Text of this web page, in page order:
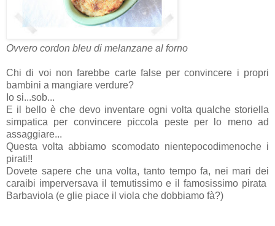
Ovvero cordon bleu di melanzane al forno
Chi di voi non farebbe carte false per convincere i propri
bambini a mangiare verdure?
Io si...sob...
E il bello è che devo inventare ogni volta qualche storiella
simpatica per convincere piccola peste per lo meno ad
assaggiare...
Questa volta abbiamo scomodato nientepocodimenoche i
pirati!!
Dovete sapere che una volta, tanto tempo fa, nei mari dei
caraibi imperversava il temutissimo e il famosissimo pirata
Barbaviola (e glie piace il viola che dobbiamo fà?)